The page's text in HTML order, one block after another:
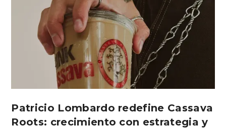
Patricio Lombardo redefine Cassava
Roots: crecimiento con estrategia y